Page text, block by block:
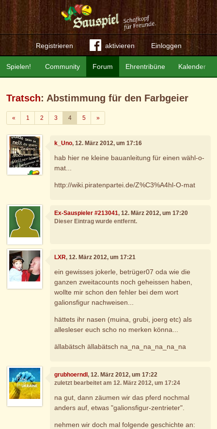
Registrieren aktivieren Einloggen
Community Forum Ehrentribüne Kalender
Spielen!
Tratsch: Abstimmung für den Farbgeier
«Zurück
1 2 3 4 5 »Weiter
k_Uno, 12. März 2012, um 17:16
hab hier ne kleine bauanleitung für einen wähl-o-
mat...
http://wiki.piratenpartei.de/Z%C3%A4hl-O-mat
Ex-Sauspieler #213041, 12. März 2012, um 17:20
Dieser Eintrag wurde entfernt.
LXR, 12. März 2012, um 17:21
ein gewisses jokerle, betrüger07 oda wie die
ganzen zweitacounts noch geheissen haben,
wollte mir schon den fehler bei dem wort
galionsfigur nachweisen...
hättets ihr nasen (muina, grubi, joerg etc) als
allesleser euch scho no merken könna...
ällabätsch ällabätsch na_na_na_na_na_na
grubhoerndl, 12. März 2012, um 17:22
zuletzt bearbeitet am 12. März 2012, um 17:24
na gut, dann zäumen wir das pferd nochmal
anders auf, etwas "galionsfigur-zentrieter".
nehmen wir doch mal folgende geschichte an: